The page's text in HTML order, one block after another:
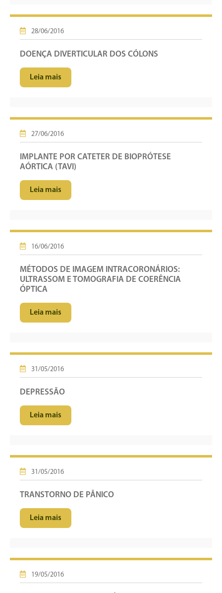
28/06/2016
DOENÇA DIVERTICULAR DOS CÓLONS
Leia mais
27/06/2016
IMPLANTE POR CATETER DE BIOPRÓTESE
AÓRTICA (TAVI)
Leia mais
16/06/2016
MÉTODOS DE IMAGEM INTRACORONÁRIOS:
ULTRASSOM E TOMOGRAFIA DE COERÊNCIA
ÓPTICA
Leia mais
31/05/2016
DEPRESSÃO
Leia mais
31/05/2016
TRANSTORNO DE PÂNICO
Leia mais
19/05/2016